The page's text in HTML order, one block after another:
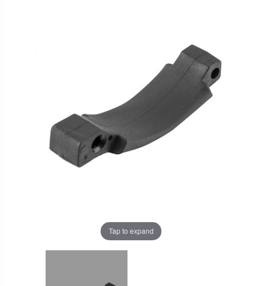
Tap to expand